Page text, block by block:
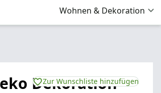
Wohnen & Dekoration
Dekoration
Zur Wunschliste hinzufügen